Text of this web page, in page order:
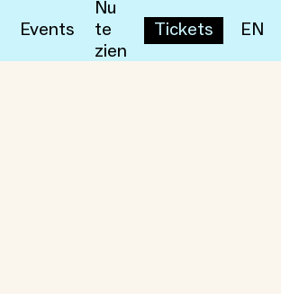
Events
Nu
te
zien
Tickets EN